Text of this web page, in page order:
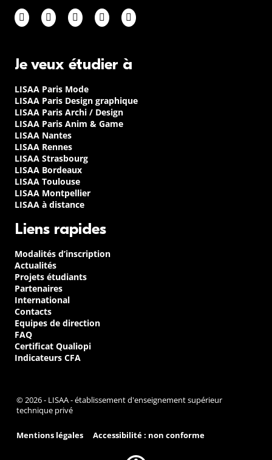
Je veux étudier à
LISAA Paris Mode
LISAA Paris Design graphique
LISAA Paris Archi / Design
LISAA Paris Anim & Game
LISAA Nantes
LISAA Rennes
LISAA Strasbourg
LISAA Bordeaux
LISAA Toulouse
LISAA Montpellier
LISAA à distance
Liens rapides
Modalités d’inscription
Actualités
Projets étudiants
Partenaires
International
Contacts
Equipes de direction
FAQ
Certificat Qualiopi
Indicateurs CFA
© 2026 - LISAA - établissement d'enseignement supérieur
technique privé
Mentions légales Accessibilité : non conforme